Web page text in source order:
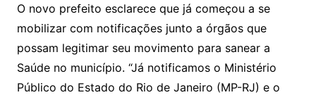
O novo prefeito esclarece que já começou a se
mobilizar com notificações junto a órgãos que
possam legitimar seu movimento para sanear a
Saúde no município. “Já notificamos o Ministério
Público do Estado do Rio de Janeiro (MP-RJ) e o